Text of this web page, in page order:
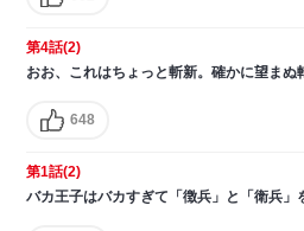
第4話(2)
おお、これはちょっと斬新。確かに望まぬ
648
第1話(2)
バカ王子はバカすぎて「徴兵」と「衛兵」